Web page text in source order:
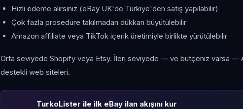
Hızlı ödeme alırsınız (eBay UK'de Türkiye'den satış yapılabilir)
Çok fazla prosedüre takılmadan dükkan büyütülebilir
Amazon affiliate veya TikTok içerik üretimiyle birlikte yürütülebilir
Orta seviyede Shopify veya Etsy. İleri seviyede — ve bütçeniz varsa —
destekli web siteleri.
TurkoLister ile ilk eBay ilan akışını kur